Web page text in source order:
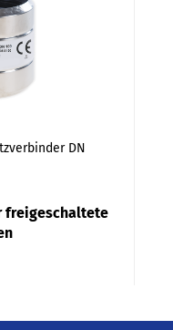
DN
freigeschaltete